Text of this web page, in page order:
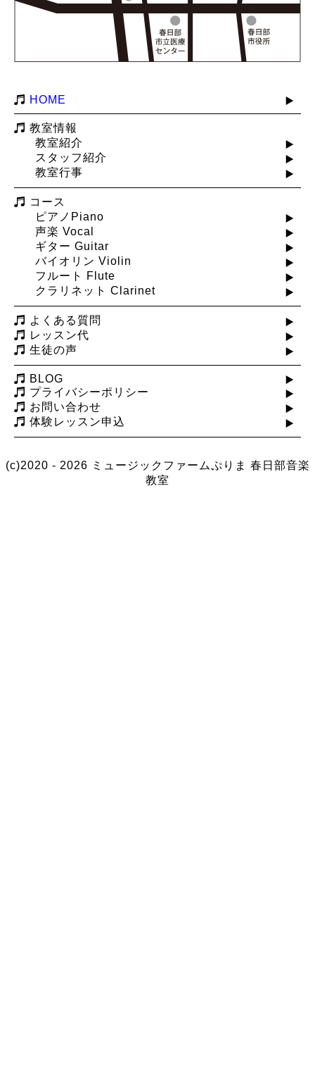
HOME
教室情報
教室紹介
スタッフ紹介
教室行事
コース
ピアノPiano
声楽 Vocal
ギター Guitar
バイオリン Violin
フルート Flute
クラリネット Clarinet
よくある質問
レッスン代
生徒の声
BLOG
プライバシーポリシー
お問い合わせ
体験レッスン申込
(c)2020 - 2026 ミュージックファームぷりま 春日部音楽
教室